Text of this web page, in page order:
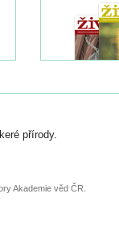
přírody.
Akademie věd ČR.